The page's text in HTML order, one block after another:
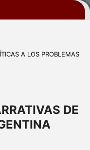
A LOS PROBLEMAS
DE